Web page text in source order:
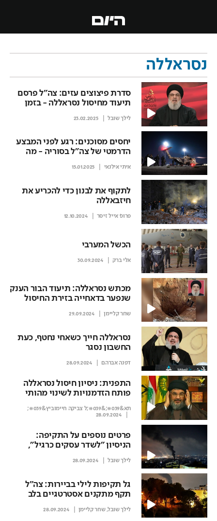
נסראללה
סדרת פיצוצים עזים: צה"ל פרסם
תיעוד מחיסול נסראללה - בזמן
לילך שובל 23.02.2025
יחסים מסוכנים: רגע לפני המבצע
הדרמטי של צה"ל בסוריה - מה
לארה"ב
איתי אילנאי 15.01.2025
לתקוף את לבנון כדי להכריע את
חיזבאללה
פרופ' אייל זיסר 12.10.2024
הכשל המערבי
אלי ברק 30.09.2024
מכתש נסראללה: תיעוד הבור הענק
שנפער בדאחייה בזירת החיסול
שחר קליימן 29.09.2024
נסראללה חייך כשאחי נחטף, כעת
החשבון נסגר
דפנה אברהם 28.09.2024
התפנית: ניסיון חיסול נסראללה
פותח הזדמנויות לשינוי מהותי
תא&#039;&#039;ל צביקה חיימוביץ&#039;
28.09.2024
פרטים נוספים על התקיפה:
הניסיון ״לשדר עסקים כרגיל״,
שהיו באוויר בזמן נאום רה״מ
לילך שובל 28.09.2024
גל תקיפות לילי בביירות: צה״ל
תקף מתקנים אסטרטגיים בלב
הכוונת
לילך שובל,שחר קליימן 28.09.2024